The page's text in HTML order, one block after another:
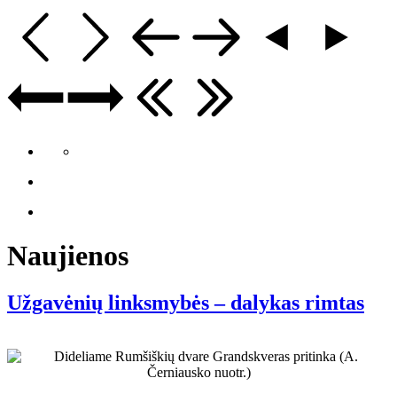
Naujienos
Užgavėnių linksmybės – dalykas rimtas